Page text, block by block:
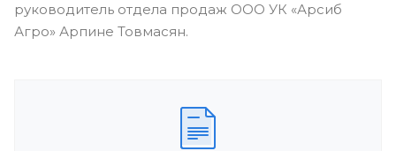
руководитель отдела продаж ООО УК «Арсиб
Агро» Арпине Товмасян.